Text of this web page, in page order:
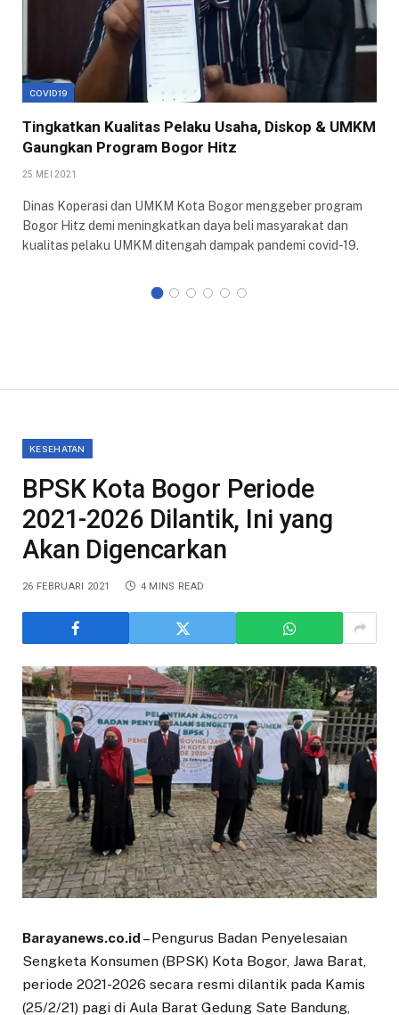
COVID19
Tingkatkan Kualitas Pelaku Usaha, Diskop & UMKM
Gaungkan Program Bogor Hitz
25 MEI 2021
Dinas Koperasi dan UMKM Kota Bogor menggeber program
Bogor Hitz demi meningkatkan daya beli masyarakat dan
kualitas pelaku UMKM ditengah dampak pandemi covid-19.
KESEHATAN
BPSK Kota Bogor Periode
2021-2026 Dilantik, Ini yang
Akan Digencarkan
26 FEBRUARI 2021 4 MINS READ
Barayanews.co.id – Pengurus Badan Penyelesaian
Sengketa Konsumen (BPSK) Kota Bogor, Jawa Barat,
periode 2021-2026 secara resmi dilantik pada Kamis
(25/2/21) pagi di Aula Barat Gedung Sate Bandung,